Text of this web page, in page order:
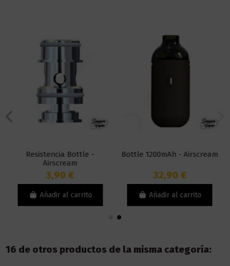
Resistencia Bottle -
Airscream
3,90 €
Añadir al carrito
Bottle 1200mAh - Airscream
32,90 €
Añadir al carrito
16 de otros productos de la misma categoría: